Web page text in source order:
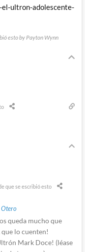
ultron-adolescente-
esto by Payton Wynn
que se escribió esto
Otero
queda mucho que
que lo cuenten!
Mark Doce! (léase